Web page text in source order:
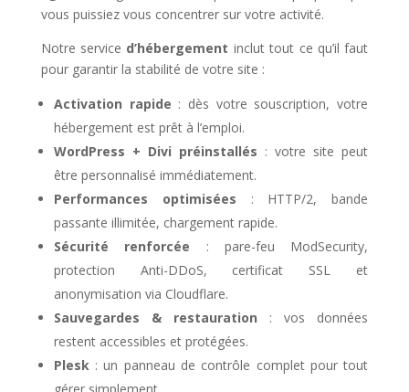
vous puissiez vous concentrer sur votre activité.
Notre service d’hébergement inclut tout ce qu’il faut
pour garantir la stabilité de votre site :
Activation rapide : dès votre souscription, votre
hébergement est prêt à l’emploi.
WordPress + Divi préinstallés : votre site peut
être personnalisé immédiatement.
Performances optimisées : HTTP/2, bande
passante illimitée, chargement rapide.
Sécurité renforcée : pare-feu ModSecurity,
protection Anti-DDoS, certificat SSL et
anonymisation via Cloudflare.
Sauvegardes & restauration : vos données
restent accessibles et protégées.
Plesk: un panneau de contrôle complet pour tout